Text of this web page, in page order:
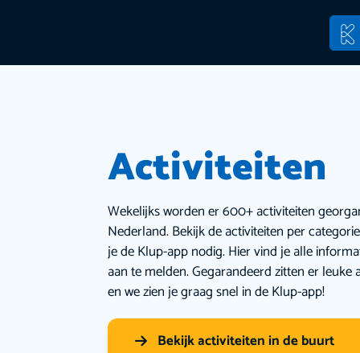
Activiteiten
Wekelijks worden er 600+ activiteiten
Nederland. Bekijk de activiteiten per
je de Klup-app nodig. Hier vind je alle
aan te melden. Gegarandeerd zitten er
en we zien je graag snel in de Klup-app!
Bekijk activiteiten in de buurt